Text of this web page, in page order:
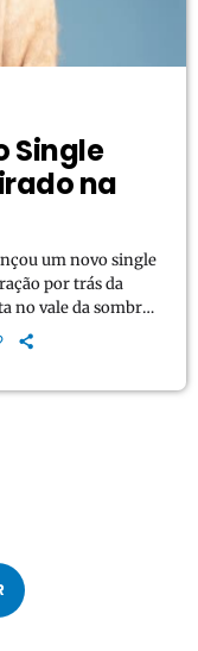
Single
na
um novo single
por trás da
no vale da sombra
e o poder da fé."
estúdio do cantor,